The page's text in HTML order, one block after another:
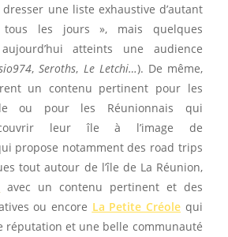
dresser une liste exhaustive d’autant
tous les jours », mais quelques
atteints une audience
,Seroths, Le Letchi…). De même,
un contenu pertinent pour les
ou pour les Réunionnais qui
leur île à l’image de
propose notamment des road trips
tout autour de l’île de La Réunion,
avec un contenu pertinent et des
ou encore La Petite Créolequi
réputation et une belle communauté